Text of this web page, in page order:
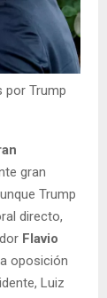
por Trump
gran
Trump
directo,
Flavio
oposición
Luiz